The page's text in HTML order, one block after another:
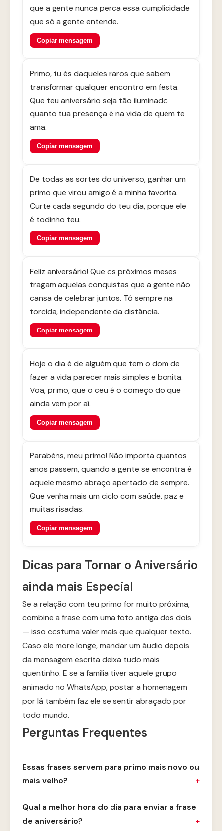
que a gente nunca perca essa cumplicidade
que só a gente entende.
Copiar mensagem
Primo, tu és daqueles raros que sabem
transformar qualquer encontro em festa.
Que teu aniversário seja tão iluminado
quanto tua presença é na vida de quem te
ama.
Copiar mensagem
De todas as sortes do universo, ganhar um
primo que virou amigo é a minha favorita.
Curte cada segundo do teu dia, porque ele
é todinho teu.
Copiar mensagem
Feliz aniversário! Que os próximos meses
tragam aquelas conquistas que a gente não
cansa de celebrar juntos. Tô sempre na
torcida, independente da distância.
Copiar mensagem
Hoje o dia é de alguém que tem o dom de
fazer a vida parecer mais simples e bonita.
Voa, primo, que o céu é o começo do que
ainda vem por aí.
Copiar mensagem
Parabéns, meu primo! Não importa quantos
anos passem, quando a gente se encontra é
aquele mesmo abraço apertado de sempre.
Que venha mais um ciclo com saúde, paz e
muitas risadas.
Copiar mensagem
Dicas para Tornar o Aniversário
ainda mais Especial
Se a relação com teu primo for muito próxima,
combine a frase com uma foto antiga dos dois
— isso costuma valer mais que qualquer texto.
Caso ele more longe, mandar um áudio depois
da mensagem escrita deixa tudo mais
quentinho. E se a família tiver aquele grupo
animado no WhatsApp, postar a homenagem
por lá também faz ele se sentir abraçado por
todo mundo.
Perguntas Frequentes
Essas frases servem para primo mais novo ou
mais velho?
Qual a melhor hora do dia para enviar a frase
de aniversário?